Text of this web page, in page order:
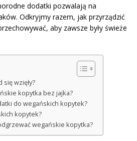
dodatki pozwalają na
Odkryjmy razem, jak przyrządzić
aby zawsze były świeże
się wzięły?
kopytka bez jajka?
do wegańskich kopytek?
kopytek?
wegańskie kopytka?